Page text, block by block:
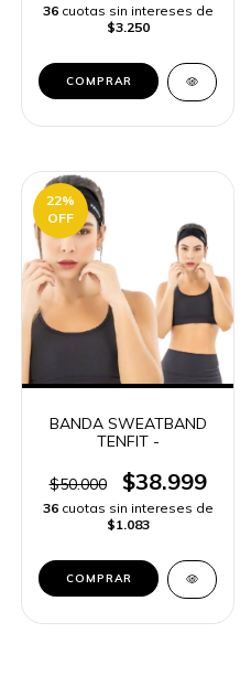
36 cuotas sin intereses de
$3.250
COMPRAR
22%
OFF
BANDA SWEATBAND
TENFIT -
$50.000 $38.999
36 cuotas sin intereses de
$1.083